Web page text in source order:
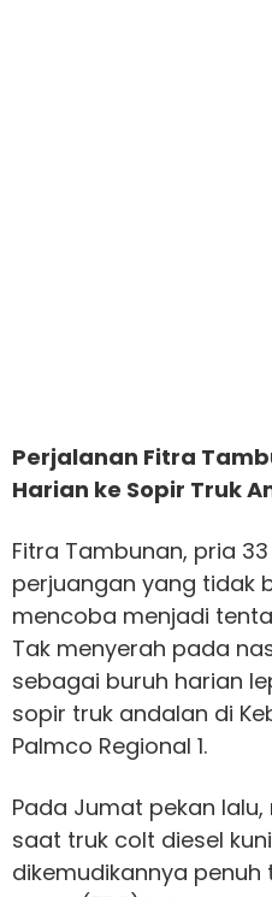
Perjalanan Fitra
Harian ke Sopir Truk
Fitra Tambunan, pria
perjuangan yang tidak
mencoba menjadi
Tak menyerah pada
sebagai buruh harian
sopir truk andalan di
Palmco Regional 1.
Pada Jumat pekan
saat truk colt diesel
dikemudikannya